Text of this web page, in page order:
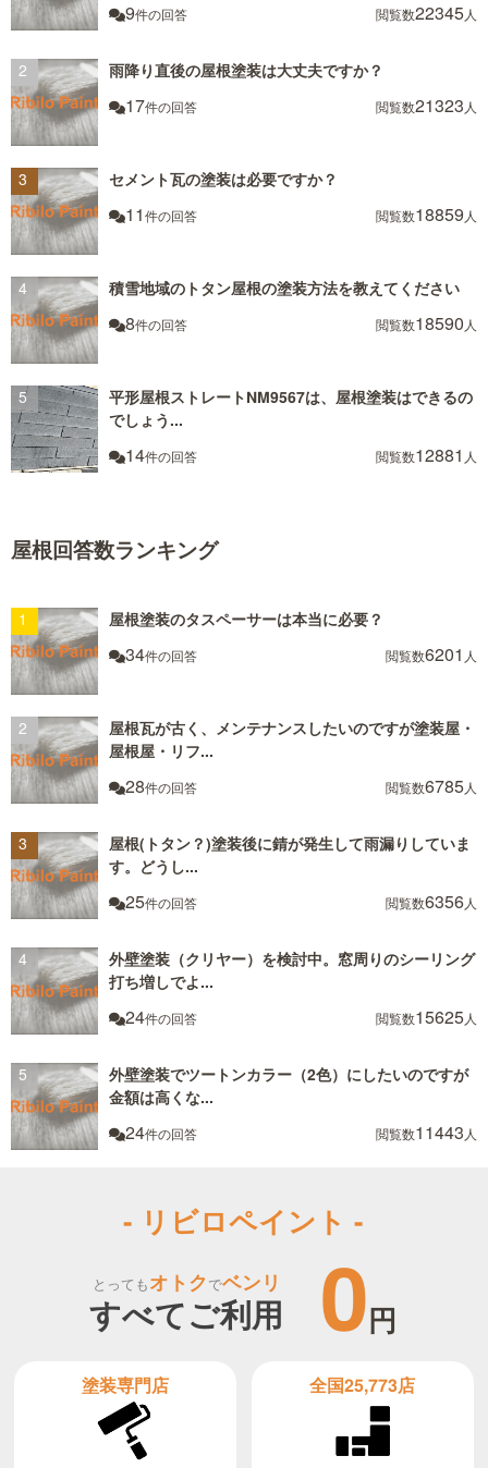
9件の回答 閲覧数22345人
雨降り直後の屋根塗装は大丈夫ですか？
17件の回答 閲覧数21323人
セメント瓦の塗装は必要ですか？
11件の回答 閲覧数18859人
積雪地域のトタン屋根の塗装方法を教えてください
8件の回答 閲覧数18590人
平形屋根ストレートNM9567は、屋根塗装はできるの
でしょう...
14件の回答 閲覧数12881 人
屋根回答数ランキング
屋根塗装のタスペーサーは本当に必要？
34件の回答 閲覧数6201 人
屋根瓦が古く、メンテナンスしたいのですが塗装屋・
屋根屋・リフ...
28件の回答 閲覧数6785人
屋根(トタン？)塗装後に錆が発生して雨漏りしていま
す。どうし...
25件の回答 閲覧数6356人
外壁塗装（クリヤー）を検討中。窓周りのシーリング
打ち増しでよ...
24件の回答 閲覧数15625人
外壁塗装でツートンカラー（2色）にしたいのですが
金額は高くな...
24件の回答 閲覧数11443人
- リビロペイント -
とってもオトクでベンリ
すべてご利用 0円
塗装専門店 全国25,773店